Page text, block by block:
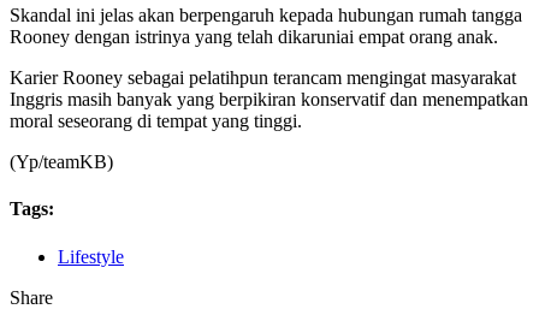
Skandal ini jelas akan berpengaruh kepada hubungan rumah tangga
Rooney dengan istrinya yang telah dikaruniai empat orang anak.
Karier Rooney sebagai pelatihpun terancam mengingat masyarakat
Inggris masih banyak yang berpikiran konservatif dan menempatkan
moral seseorang di tempat yang tinggi.
(Yp/teamKB)
Tags:
Lifestyle
Share